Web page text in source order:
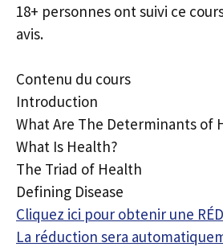
18+ personnes ont suivi ce
avis.
Contenu du cours
Introduction
What Are The Determinants of
What Is Health?
The Triad of Health
Defining Disease
Cliquez ici pour obtenir une
La réduction sera